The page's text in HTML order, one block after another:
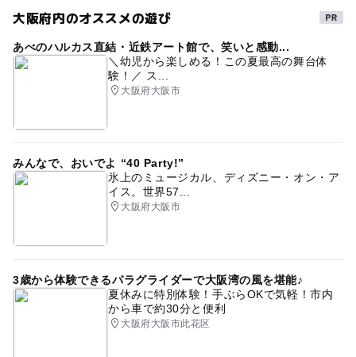
潮干狩りでバーベキュー 夏休み2026
春休み2027 アウトドア さまざなまな体験ができる
海水浴 トイレがある潮干狩り場 自然体験
ベビーカーOK
ゴールデンウィーク
屋外遊び場 電車で行ける
大阪府内のオススメの遊び
あべのハルカス直結・近鉄アート館で、笑いと感動...
＼幼児から楽しめる！この夏最高の舞台体
験！／ ス...
大阪府大阪市
みんなで、おいでよ “40 Party!”
氷上のミュージカル、ディズニー・オン・ア
イス。世界57...
大阪府大阪市
3歳から体験できるパラグライダーで大阪湾の風を堪能♪
夏休みに特別体験！手ぶらOKで気軽！市内
から車で約30分と便利
大阪府大阪市此花区